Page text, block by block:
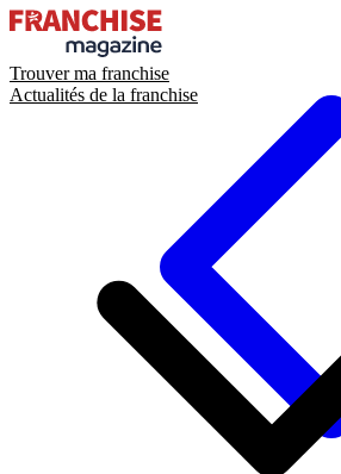
Trouver ma franchise
Actualités de la franchise